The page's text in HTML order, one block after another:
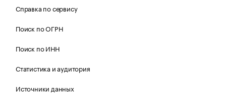
Справка по сервису
Поиск по ОГРН
Поиск по ИНН
Статистика и аудитория
Источники данных